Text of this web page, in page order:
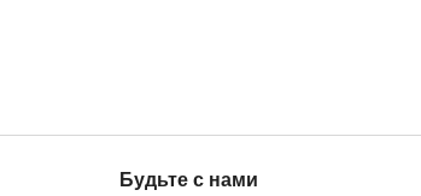
Будьте с нами